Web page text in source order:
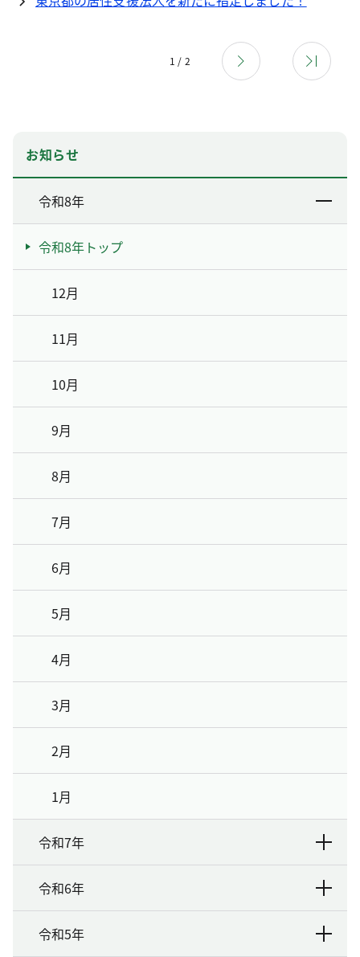
1 / 2
お知らせ
令和8年
令和8年トップ
12月
11月
10月
9月
8月
7月
6月
5月
4月
3月
2月
1月
令和7年
令和6年
令和5年